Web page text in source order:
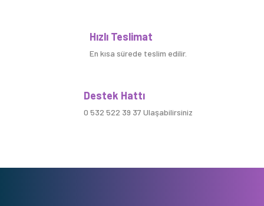
Hızlı Teslimat
En kısa sürede teslim edilir.
Destek Hattı
0 532 522 39 37 Ulaşabilirsiniz